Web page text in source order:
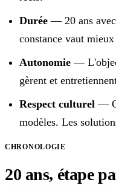
Durée — 20 ans
constance vaut
Autonomie —
gèrent et
Respect culturel —
modèles. Les
CHRONOLOGIE
20 ans, étape